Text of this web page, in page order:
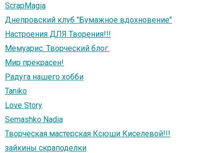
ScrapMagia
Днепровский клуб "Бумажное вдохновение"
Настроения ДЛЯ Творения!!!
Мемуарис. Творческий блог.
Мир прекрасен!
Радуга нашего хобби
Taniko
Love Story
Semashko Nadia
Творческая мастерская Ксюши Киселевой!!!
зайкины скраподелки